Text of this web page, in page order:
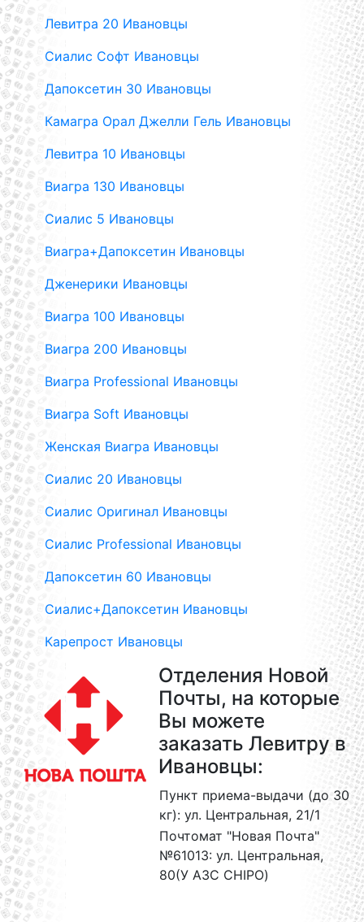
Левитра 20 Ивановцы
Сиалис Софт Ивановцы
Дапоксетин 30 Ивановцы
Камагра Орал Джелли Гель Ивановцы
Левитра 10 Ивановцы
Виагра 130 Ивановцы
Сиалис 5 Ивановцы
Виагра+Дапоксетин Ивановцы
Дженерики Ивановцы
Виагра 100 Ивановцы
Виагра 200 Ивановцы
Виагра Professional Ивановцы
Виагра Soft Ивановцы
Женская Виагра Ивановцы
Сиалис 20 Ивановцы
Сиалис Оригинал Ивановцы
Сиалис Professional Ивановцы
Дапоксетин 60 Ивановцы
Сиалис+Дапоксетин Ивановцы
Карепрост Ивановцы
Отделения Новой
Почты, на которые
Вы можете
заказать Левитру в
Ивановцы:
Пункт приема-выдачи (до 30
кг): ул. Центральная, 21/1
Почтомат "Новая Почта"
№61013: ул. Центральная,
80(У АЗС CHIPO)